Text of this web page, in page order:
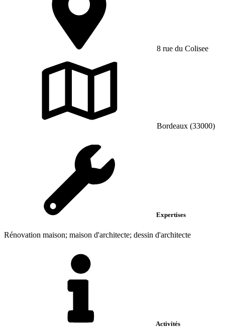
8 rue du Colisee
Bordeaux (33000)
Expertises
Rénovation maison; maison d'architecte; dessin d'architecte
Activités